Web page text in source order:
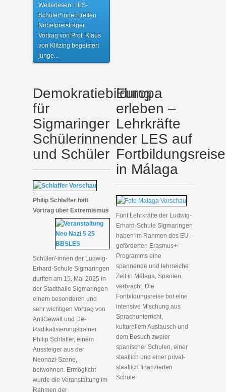
Weiterlesen: LES-
Schüler*innen treffen
Nobelpreisträger:
Vortrag von Prof. Klaus
von Klitzing begeistert
junge...
Demokratiebildung
für
Sigmaringer
Schülerinnen
und Schüler
Philip Schlaffer hält
Vortrag über Extremismus
Schüler/-innen der Ludwig-
Erhard-Schule Sigmaringen
durften am 15. Mai 2025 in
der Stadthalle Sigmaringen
einem besonderen und
sehr wichtigen Vortrag von
AntiGewalt und De-
Radikalisierungstrainer
Philip Schlaffer, einem
Aussteiger aus der
Neonazi-Szene,
beiwohnen. Ermöglicht
wurde die Veranstaltung im
Rahmen der
Europa
erleben –
Lehrkräfte
der LES auf
Fortbildungsreise
in Málaga
Fünf Lehrkräfte der Ludwig-
Erhard-Schule Sigmaringen
haben im Rahmen des EU-
geförderten Erasmus+-
Programms eine
spannende und lehrreiche
Zeit in Málaga, Spanien,
verbracht. Die
Fortbildungsreise bot eine
intensive Mischung aus
Sprachunterricht,
kulturellem Austausch und
dem Besuch zweier
spanischer Schulen, einer
staatlich und einer privat-
staatlich finanzierten
Schule.